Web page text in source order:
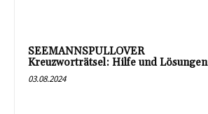
SEEMANNSPULLOVER
Kreuzworträtsel: Hilfe und Lösungen
03.08.2024